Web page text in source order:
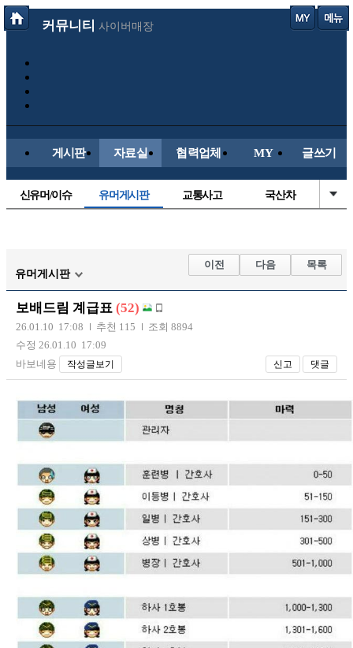
커뮤니티 사이버매장
게시판 자료실 협력업체 MY 글쓰기
신유머/이슈 유머게시판 교통사고 국산차
자유사진 군사/무기
트럭/버스
장착시공사진
유머게시판
이전 다음 목록
보배드림 계급표 (52)
26.01.10 17:08 추천 115
조회 8894
수정 26.01.10 17:09
바보네용
작성글보기 신고 댓글